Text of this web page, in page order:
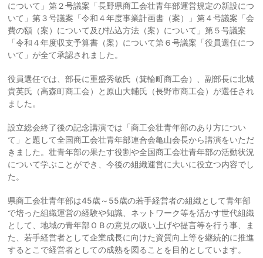
について」第２号議案「長野県商工会壮青年部運営規定の新設につ
いて」第３号議案「令和４年度事業計画書（案）」第４号議案「会
費の額（案）について及び払込方法（案）について」第５号議案
「令和４年度収支予算書（案）について第６号議案「役員選任につ
いて」が全て承認されました。
役員選任では、部長に重盛秀敏氏（箕輪町商工会）、副部長に北城
貴英氏（高森町商工会）と原山大輔氏（長野市商工会）が選任され
ました。
設立総会終了後の記念講演では「商工会壮青年部のあり方につい
て」と題して全国商工会壮青年部連合会亀山会長から講演をいただ
きました。壮青年部の果たす役割や全国商工会壮青年部の活動状況
について学ぶことができ、今後の組織運営に大いに役立つ内容でし
た。
県商工会壮青年部は45歳～55歳の若手経営者の組織として青年部
で培った組織運営の経験や知識、ネットワーク等を活かす世代組織
として、地域の青年部ＯＢの意見の吸い上げや提言等を行う事、ま
た、若手経営者として企業成長に向けた資質向上等を継続的に推進
するとこで経営者としての成熟を図ることを目的としています。